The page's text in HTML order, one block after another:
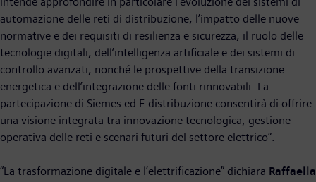
automazione delle reti di distribuzione, l’impatto delle nuove
normative e dei requisiti di resilienza e sicurezza, il ruolo delle
tecnologie digitali, dell’intelligenza artificiale e dei sistemi di
controllo avanzati, nonché le prospettive della transizione
energetica e dell’integrazione delle fonti rinnovabili. La
partecipazione di Siemes ed E-distribuzione consentirà di offrire
una visione integrata tra innovazione tecnologica, gestione
operativa delle reti e scenari futuri del settore elettrico”.
“La trasformazione digitale e l’elettrificazione” dichiara Raffaella